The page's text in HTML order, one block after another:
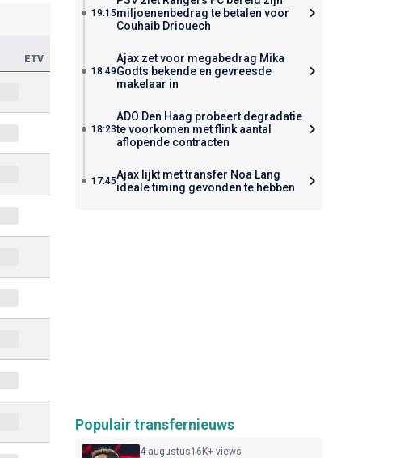
ETV
19:15miljoenenbedrag te betalen voor
Couhaib Driouech
18:49
Ajax zet voor megabedrag Mika
Godts bekende en gevreesde
makelaar in
18:23
ADO Den Haag probeert degradatie
te voorkomen met flink aantal
aflopende contracten
17:45Ajax lijkt met transfer Noa Lang
ideale timing gevonden te hebben
Populair transfernieuws
4 augustus16K+ views